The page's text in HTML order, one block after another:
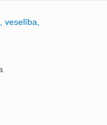
veselība,